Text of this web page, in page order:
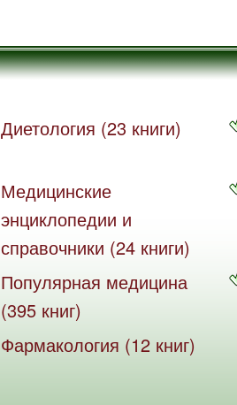
Диетология (23 книги)
Медицинские
энциклопедии и
справочники (24 книги)
Популярная медицина
(395 книг)
Фармакология (12 книг)